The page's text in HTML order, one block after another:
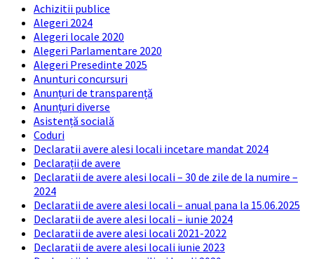
Achizitii publice
Alegeri 2024
Alegeri locale 2020
Alegeri Parlamentare 2020
Alegeri Presedinte 2025
Anunturi concursuri
Anunțuri de transparență
Anunțuri diverse
Asistență socială
Coduri
Declaratii avere alesi locali incetare mandat 2024
Declarații de avere
Declaratii de avere alesi locali – 30 de zile de la numire –
2024
Declaratii de avere alesi locali – anual pana la 15.06.2025
Declaratii de avere alesi locali – iunie 2024
Declaratii de avere alesi locali 2021-2022
Declaratii de avere alesi locali iunie 2023